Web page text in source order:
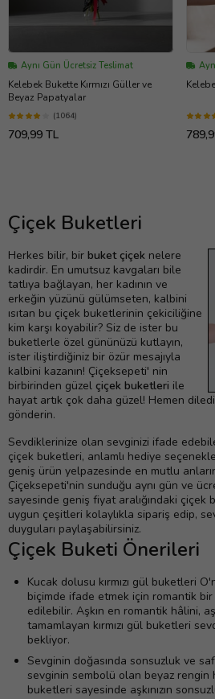
Aynı Gün Ücretsiz Teslimat
Kelebek Bukette Kırmızı Güller ve
Beyaz Papatyalar
(1064)
709,99 TL
Çiçek Buketleri
Herkes bilir, bir buket çiçek nelere
kadirdir. En umutsuz kavgaları bile
tatlıya bağlayan, her kadının ve
erkeğin yüzünü gülümseten, kalbini
ısıtan bu çiçek buketlerinin çekiciliğine
kim karşı koyabilir? Siz de ister bu
buketlerle özel gününüzü kutlayın,
ister iliştirdiğiniz bir özür mesajıyla
kalbini kazanın! Çiçeksepeti' nin
birbirinden güzel çiçek buketleri ile
hayat artık çok daha güzel! Hemen
gönderin.
Sevdiklerinize olan sevginizi ifade
çiçek buketleri, anlamlı hediye
geniş ürün yelpazesinde en mutlu
Çiçeksepeti'nin sunduğu aynı gün ve
sayesinde geniş fiyat aralığındaki çiçek
uygun çeşitleri kolaylıkla sipariş edip,
duyguları paylaşabilirsiniz.
Çiçek Buketi Önerileri
Kucak dolusu kırmızı gül buketleri
biçimde ifade etmek için romantik
edilebilir. Aşkın en romantik hâlini,
tamamlayan kırmızı gül buketleri
bekliyor.
Sevginin doğasında sonsuzluk ve
sevginin sembolü olan beyaz
buketleri sayesinde aşkınızın